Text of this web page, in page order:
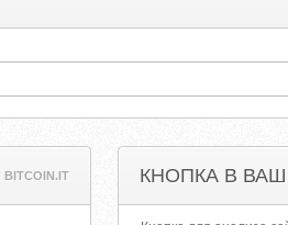
BITCOIN.IT КНОПКА В